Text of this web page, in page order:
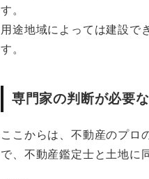
す。
用途地域によっては建設で
す。
専門家の判断が必要
ここからは、不動産のプロ
で、不動産鑑定士と土地に